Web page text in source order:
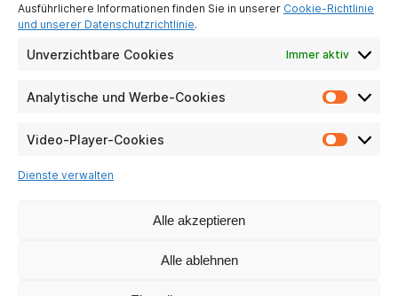
Ausführlichere Informationen finden Sie in unserer Cookie-Richtlinie
und unserer Datenschutzrichtlinie.
Unverzichtbare Cookies Immer aktiv
Analytische und Werbe-Cookies
Werbe-
Video-Player-Cookies
Video-
Dienste verwalten
Alle akzeptieren
Alle ablehnen
ATLINKS EUROPE
28 Boulevard Belle Rive
France
Richtlinie zur sozialen Verantwortung